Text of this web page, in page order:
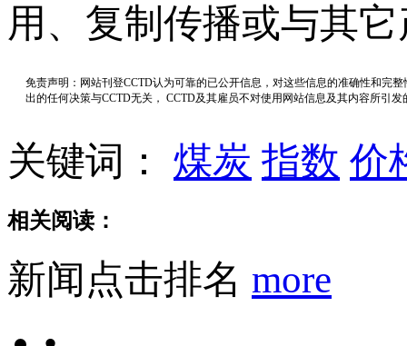
用、复制传播或与其
免责声明：网站刊登CCTD认为可靠的已公开信息，对这些信息的准确性和完
出的任何决策与CCTD无关， CCTD及其雇员不对使用网站信息及其内容所引
关键词： 煤炭 指数 价
相关阅读：
新闻点击排名 more